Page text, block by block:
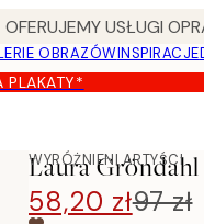
USŁUGI
OBRAZÓWINSPIRACJE
WYRÓŻNIENI ARTYŚCI
Laura
58,20 zł97 zł